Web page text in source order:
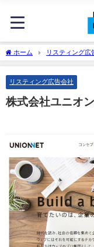
ホーム リスティング広
リスティング広告会社
株式会社ユニオ